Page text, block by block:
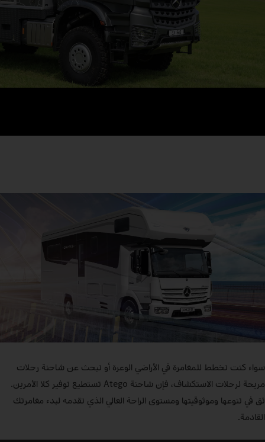
سواء كنت تخطط للمغامرة في الأراضي الوعرة أو تبحث عن شاحنة رحلات
مريحة لرحلات الاستكشاف، فإن شاحنة Atego تستطيع توفير كلا الأمرين.
ثق في تنوعها وموثوقيتها ومستوى الراحة العالي الذي تقدمه لبدء مغامرتك
القادمة.